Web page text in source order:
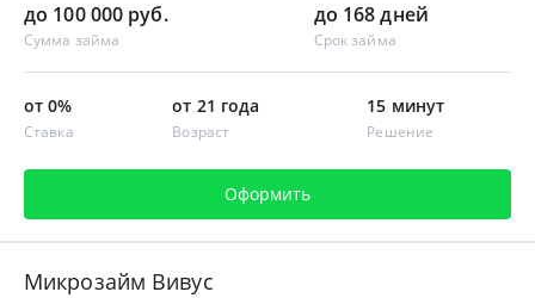
до 100 000 руб.
Сумма займа
до 168 дней
Срок займа
от 0%
Ставка
от 21 года
Возраст
15 минут
Решение
Оформить
Микрозайм Вивус